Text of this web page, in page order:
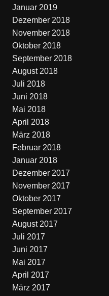
Januar 2019
Dezember 2018
November 2018
Oktober 2018
September 2018
August 2018
Juli 2018
Juni 2018
Mai 2018
April 2018
März 2018
Februar 2018
Januar 2018
Dezember 2017
November 2017
Oktober 2017
September 2017
August 2017
Juli 2017
Juni 2017
Mai 2017
April 2017
März 2017